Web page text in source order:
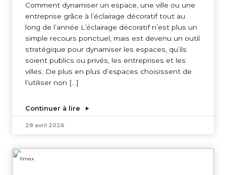
Comment dynamiser un espace, une ville ou une
entreprise grâce à l’éclairage décoratif tout au
long de l’année L’éclairage décoratif n’est plus un
simple recours ponctuel, mais est devenu un outil
stratégique pour dynamiser les espaces, qu’ils
soient publics ou privés, les entreprises et les
villes. De plus en plus d’espaces choisissent de
l’utiliser non […]
Continuer à lire
28 avril 2026
Ilmex